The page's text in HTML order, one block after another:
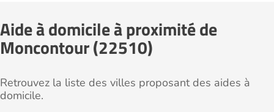
Aide à domicile à proximité de
Moncontour (22510)
Retrouvez la liste des villes proposant des aides à
domicile.